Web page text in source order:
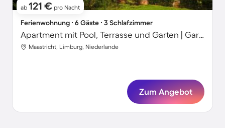
ab 121 € pro Nacht
Ferienwohnung ∙ 6 Gäste ∙ 3 Schlafzimmer
Apartment mit Pool, Terrasse und Garten | Gartenblick
Maastricht, Limburg, Niederlande
Zum Angebot